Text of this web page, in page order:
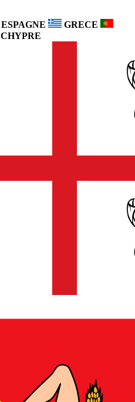
ESPAGNE
GRECE
CHYPRE